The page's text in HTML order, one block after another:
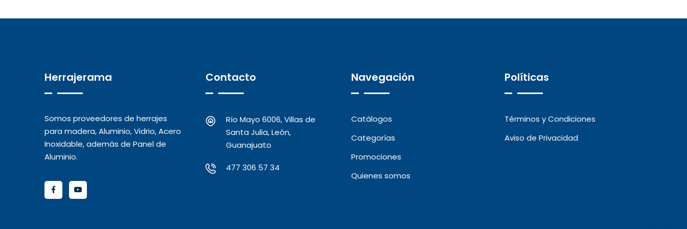
Herrajerama
Somos proveedores de herrajes
para madera, Aluminio, Vidrio, Acero
Inoxidable, además de Panel de
Aluminio.
Contacto
Río Mayo 6006, Villas de
Santa Julia, León,
Guanajuato
477 306 57 34
Navegación
Catálogos
Categorías
Promociones
Quienes somos
Políticas
Términos y Condiciones
Aviso de Privacidad